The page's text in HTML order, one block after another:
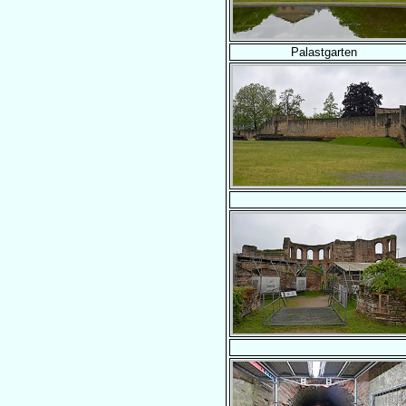
Palastgarten